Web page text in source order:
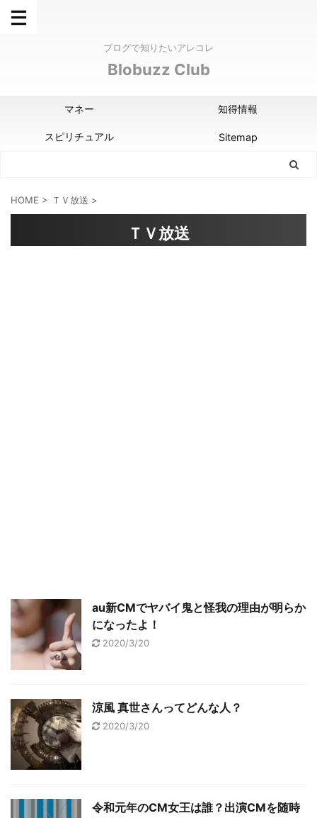
ブログで知りたいアレコレ
Blobuzz Club
マネー 知得情報
スピリチュアル Sitemap
HOME > ＴＶ放送 >
ＴＶ放送
au新CMでヤバイ鬼と怪我の理由が明らか
になったよ！
2020/3/20
涼風 真世さんってどんな人？
2020/3/20
令和元年のCM女王は誰？出演CMを随時